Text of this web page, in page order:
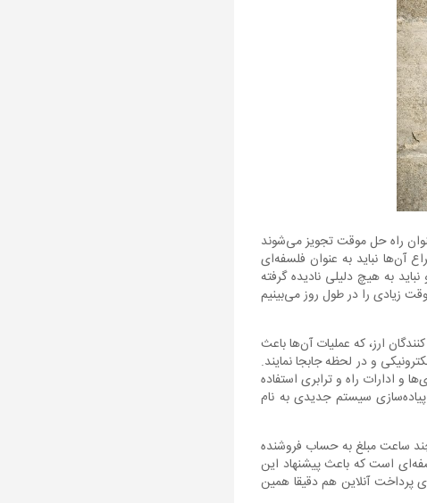
راه حل موقت تجویز می‌شوند
آن‌ها نباید به عنوان فلسفه‌ای
به هیچ دلیلی نادیده گرفته
زیادی را در طول روز می‌بینیم
ارز، که عملیات آن‌ها باعث
و در لحظه جابجا نمایند.
و ادارات راه و ترابری استفاده
سیستم جدیدی به نام
ساعت مبلغ به حساب فروشنده
است که باعث پیشنهاد این
پرداخت آنلاین هم دقیقا همین